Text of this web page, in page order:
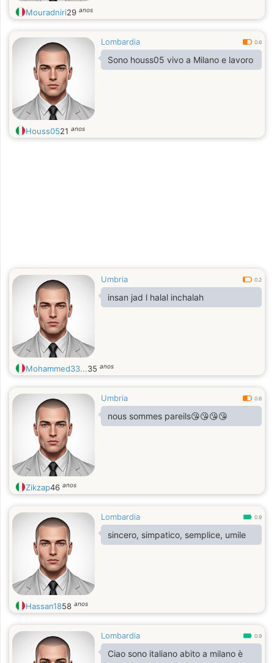
Mouradniri29 anos
Lombardia 0.6
Sono houss05 vivo a Milano e lavoro
Houss0521 anos
Umbria 0.2
insan jad l halal inchalah
Mohammed33...35 anos
Umbria 0.6
nous sommes pareils😘😘😘😘
Zikzap46 anos
Lombardia 0.9
sincero, simpatico, semplice, umile
Hassan1858 anos
Lombardia 0.9
Ciao sono italiano abito a milano è